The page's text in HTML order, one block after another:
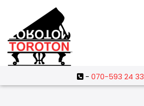
- 070-593 24 33